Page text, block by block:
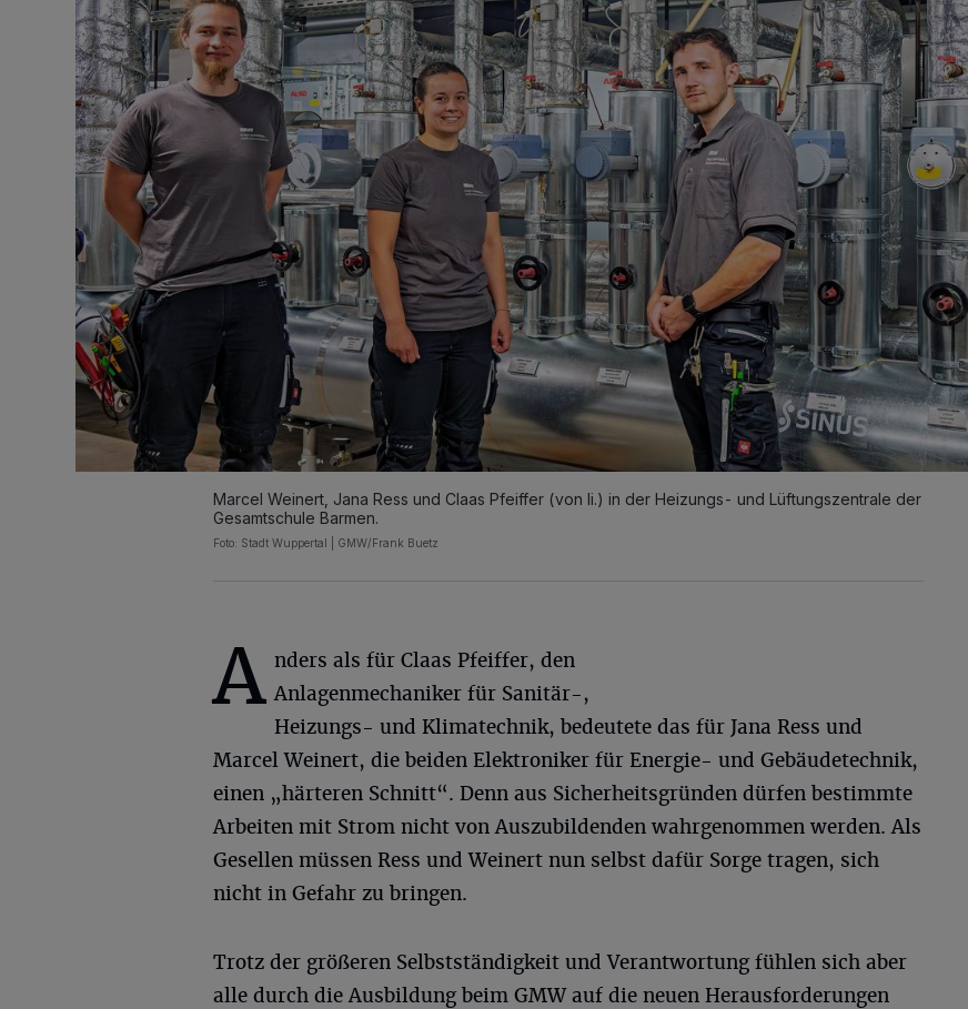
Marcel Weinert, Jana Ress und Claas Pfeiffer (von li.) in der Heizungs- und Lüftungszentrale der
Gesamtschule Barmen.
Foto: Stadt Wuppertal | GMW/Frank Buetz
A nders als für Claas Pfeiffer, den
Anlagenmechaniker für Sanitär-,
Heizungs- und Klimatechnik, bedeutete das für Jana Ress und
Marcel Weinert, die beiden Elektroniker für Energie- und Gebäudetechnik,
einen „härteren Schnitt“. Denn aus Sicherheitsgründen dürfen bestimmte
Arbeiten mit Strom nicht von Auszubildenden wahrgenommen werden. Als
Gesellen müssen Ress und Weinert nun selbst dafür Sorge tragen, sich
nicht in Gefahr zu bringen.
Trotz der größeren Selbstständigkeit und Verantwortung fühlen sich aber
alle durch die Ausbildung beim GMW auf die neuen Herausforderungen